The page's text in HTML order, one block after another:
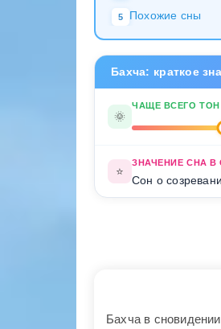
5 Похожие сны
Бахча: краткое
🌞
ЧАЩЕ ВСЕГО ТОН
⭐
ЗНАЧЕНИЕ СНА В
Сон о
Бахча в